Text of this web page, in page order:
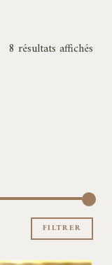
8 résultats affichés
FILTRER